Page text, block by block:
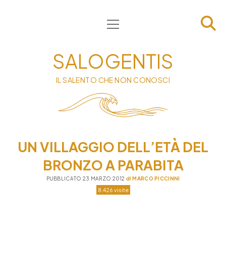
HOME
INFORMATIVA
CONTATTI
PRIVACY & COOKIE POLICY
apri
menu
SALOGENTIS
IL SALENTO CHE NON CONOSCI
UN VILLAGGIO DELL’ETÀ DEL
BRONZO A PARABITA
PUBBLICATO 23 MARZO 2012 diMARCO PICCINNI
8.426 visite